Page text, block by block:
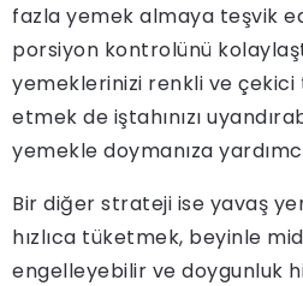
fazla yemek almaya teşvik
porsiyon kontrolünü
yemeklerinizi renkli ve
etmek de iştahınızı
yemekle doymanıza
Bir diğer strateji ise yavaş
hızlıca tüketmek, beyinle
engelleyebilir ve doygunluk